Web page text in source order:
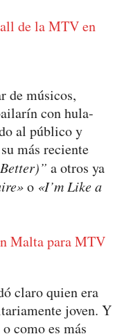
de músicos,
con hula-
al público y
más reciente
a otros ya
o «I’m Like a
claro quien era
joven. Y
como es más